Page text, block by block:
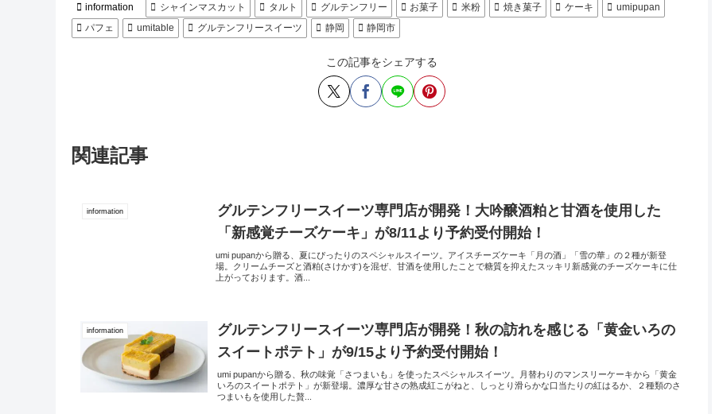
information シャインマスカット タルト グルテンフリー お菓子 米粉 焼き菓子 ケーキ
umipupan
パフェ
umitable グルテンフリースイーツ 静岡 静岡市
この記事をシェアする
関連記事
information
グルテンフリースイーツ専門店が開発！大吟醸酒粕と甘酒を使用した
「新感覚チーズケーキ」が8/11より予約受付開始！
umi pupanから贈る、夏にぴったりのスペシャルスイーツ。アイスチーズケーキ「月の酒」「雪の華」の２種が新登
場。クリームチーズと酒粕(さけかす)を混ぜ、甘酒を使用したことで糖質を抑えたスッキリ新感覚のチーズケーキに仕
上がっております。酒...
information
グルテンフリースイーツ専門店が開発！秋の訪れを感じる「黄金いろの
スイートポテト」が9/15より予約受付開始！
umi pupanから贈る、秋の味覚「さつまいも」を使ったスペシャルスイーツ。月替わりのマンスリーケーキから「黄金
いろのスイートポテト」が新登場。濃厚な甘さの熟成紅こがねと、しっとり滑らかな口当たりの紅はるか、２種類のさ
つまいもを使用した贅...